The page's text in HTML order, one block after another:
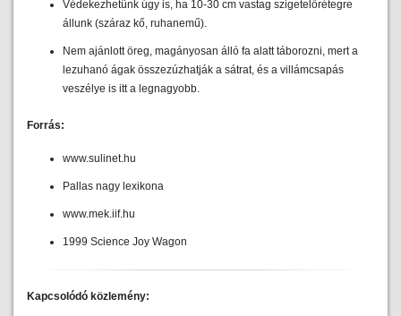
Védekezhetünk úgy is, ha 10-30 cm vastag szigetelőrétegre
állunk (száraz kő, ruhanemű).
Nem ajánlott öreg, magányosan álló fa alatt táborozni, mert a
lezuhanó ágak összezúzhatják a sátrat, és a villámcsapás
veszélye is itt a legnagyobb.
Forrás:
www.sulinet.hu
Pallas nagy lexikona
www.mek.iif.hu
1999 Science Joy Wagon
Kapcsolódó közlemény: